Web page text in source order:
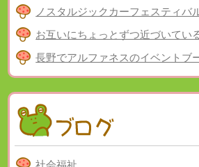
ノスタルジックカーフェスティバ
お互いにちょっとずつ近づいてい
長野でアルファネスのイベントブ
社会福祉